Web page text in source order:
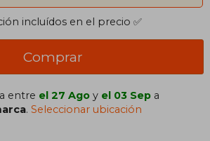
incluídos en el precio ✅
Comprar
entre el 27 Ago y el 03 Sep a
.Seleccionar ubicación